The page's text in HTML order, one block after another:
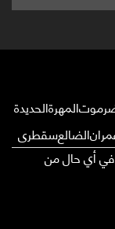
المهرةالحديدة
الضالعسقطرى
في أي حال من